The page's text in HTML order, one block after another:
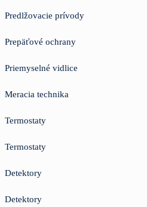
Predlžovacie prívody
Prepäťové ochrany
Priemyselné vidlice
Meracia technika
Termostaty
Termostaty
Detektory
Detektory